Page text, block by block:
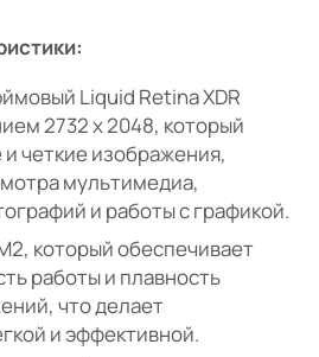
Liquid Retina XDR
2732 x 2048, который
четкие изображения,
мультимедиа,
и работы с графикой.
который обеспечивает
работы и плавность
что делает
и эффективной.